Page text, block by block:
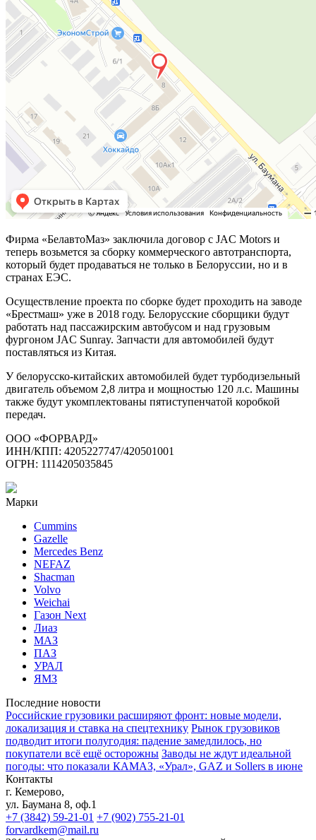
Фирма «БелавтоМаз» заключила договор с JAC Motors и
теперь возьмется за сборку коммерческого автотранспорта,
который будет продаваться не только в Белоруссии, но и в
странах ЕЭС.
Осуществление проекта по сборке будет проходить на заводе
«Брестмаш» уже в 2018 году. Белорусские сборщики будут
работать над пассажирским автобусом и над грузовым
фургоном JAC Sunray. Запчасти для автомобилей будут
поставляться из Китая.
У белорусско-китайских автомобилей будет турбодизельный
двигатель объемом 2,8 литра и мощностью 120 л.с. Машины
также будут укомплектованы пятиступенчатой коробкой
передач.
ООО «ФОРВАРД»
ИНН/КПП: 4205227747/420501001
ОГРН: 1114205035845
Марки
Cummins
Gazelle
Mercedes Benz
NEFAZ
Shacman
Volvo
Weichai
Газон Next
Лиаз
МАЗ
ПАЗ
УРАЛ
ЯМЗ
Последние новости
Российские грузовики расширяют фронт: новые модели,
локализация и ставка на спецтехнику Рынок грузовиков
подводит итоги полугодия: падение замедлилось, но
покупатели всё ещё осторожны Заводы не ждут идеальной
погоды: что показали КАМАЗ, «Урал», GAZ и Sollers в июне
Контакты
г. Кемерово,
ул. Баумана 8, оф.1
+7 (3842) 59-21-01 +7 (902) 755-21-01
forvardkem@mail.ru